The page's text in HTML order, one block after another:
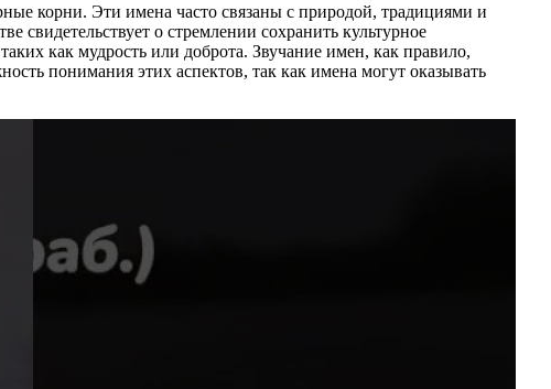
корни. Эти имена часто связаны с природой, традициями и
свидетельствует о стремлении сохранить культурное
как мудрость или доброта. Звучание имен, как правило,
понимания этих аспектов, так как имена могут оказывать